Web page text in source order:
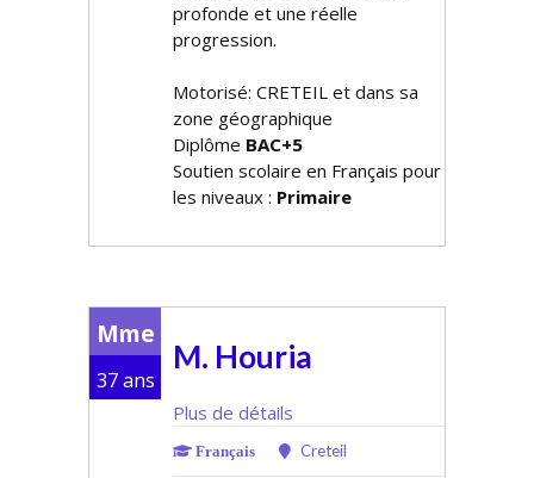
profonde et une réelle
progression.
Motorisé: CRETEIL et dans sa
zone géographique
Diplôme BAC+5
Soutien scolaire en Français pour
les niveaux : Primaire
Mme
37 ans
M. Houria
Plus de détails
Français Creteil